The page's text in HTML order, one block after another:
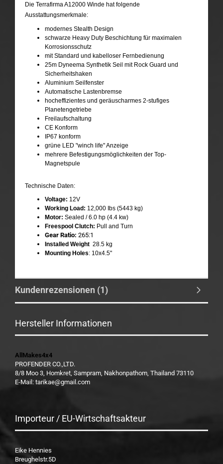
Die Terrafirma A12000 Winde hat folgende
Ausstattungsmerkmale:
modernes Stealth Design
schwarze Heavy Duty Beschichtung für maximalen
Korrosionsschutz
mit Standard und kabelloser Fernbedienung
25m Dyneema Synthetik Seil mit Rock Guard und
Sicherheitshaken
Aluminium Seilfenster
Automatische Lastenbremse
hocheffizientes und geräuscharmes 2-stufiges
Planetengetriebe
Freilaufschaltung
CE Konform
IP67 konform
grüne LED "winch life" Anzeige
mehrere Befestigungsmöglichkeiten der Top-
Magnetspule
Technische Daten:
Voltage: 12V
Working Load: 12,000 Ibs (5443 kg)
Motor: Sealed / 6.0 hp (4.4 kw)
Freespool Clutch: Pull and Turn
Gear Ratio: 265:1
Installed Weight 28.5 kg
Mounting Holes: 10x4.5"
Kundenrezensionen (1)
Hersteller Informationen
AllMakes4x4
PROFENDER CO.,LTD.
8/8 Moo 3, Homkret, Sampram, Nakhonpathom, Thailand 73110
E-Mail: tarikae@gmail.com
Importeur / EU-Wirtschaftsakteur
Eike Hennies
Breughelstr.5D